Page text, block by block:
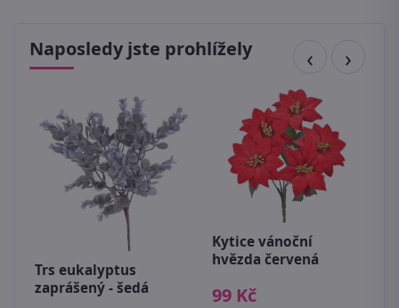
Naposledy jste prohlížely
Trs eukalyptus
zaprášený - šedá
Kytice vánoční
hvězda červená
99 Kč